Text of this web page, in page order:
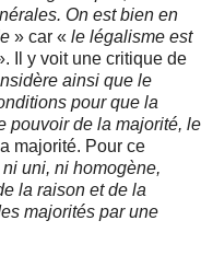
On est bien en
» car « le légalisme est
Il y voit une critique de
ainsi que le
pour que la
pouvoir de la majorité, le
majorité. Pour ce
uni, ni homogène,
la raison et de la
majorités par une